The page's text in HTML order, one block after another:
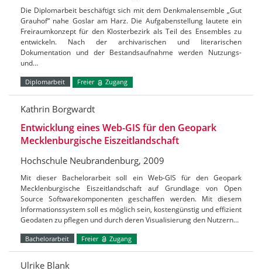
Die Diplomarbeit beschäftigt sich mit dem Denkmalensemble „Gut
Grauhof“ nahe Goslar am Harz. Die Aufgabenstellung lautete ein
Freiraumkonzept für den Klosterbezirk als Teil des Ensembles zu
entwickeln. Nach der archivarischen und literarischen
Dokumentation und der Bestandsaufnahme werden Nutzungs-
und…
Diplomarbeit Freier Zugang
Kathrin Borgwardt
Entwicklung eines Web-GIS für den Geopark
Mecklenburgische Eiszeitlandschaft
Hochschule Neubrandenburg, 2009
Mit dieser Bachelorarbeit soll ein Web-GIS für den Geopark
Mecklenburgische Eiszeitlandschaft auf Grundlage von Open
Source Softwarekomponenten geschaffen werden. Mit diesem
Informationssystem soll es möglich sein, kostengünstig und effizient
Geodaten zu pflegen und durch deren Visualisierung den Nutzern…
Bachelorarbeit Freier Zugang
Ulrike Blank